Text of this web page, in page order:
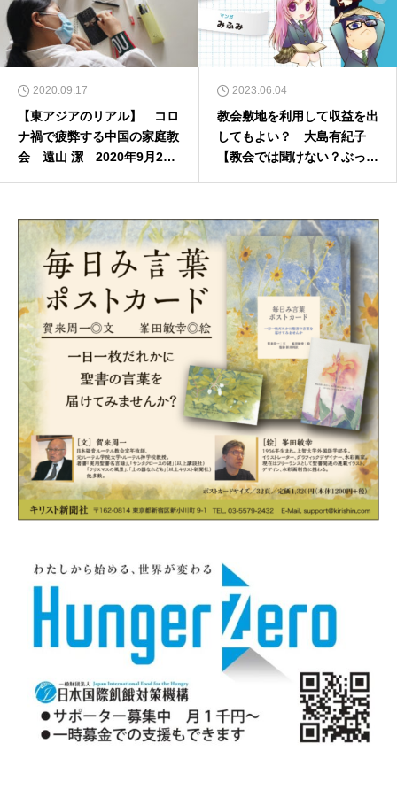
2020.09.17
【東アジアのリアル】 コロ
ナ禍で疲弊する中国の家庭教
会 遠山 潔 2020年9月21
2023.06.04
教会敷地を利用して収益を出
してもよい？ 大島有紀子
【教会では聞けない？ぶっち